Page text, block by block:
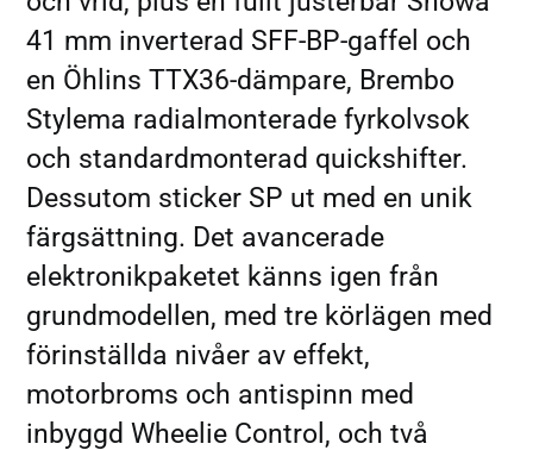
41 mm inverterad SFF-BP-gaffel och
en Öhlins TTX36-dämpare, Brembo
Stylema radialmonterade fyrkolvsok
och standardmonterad quickshifter.
Dessutom sticker SP ut med en unik
färgsättning. Det avancerade
elektronikpaketet känns igen från
grundmodellen, med tre körlägen med
förinställda nivåer av effekt,
motorbroms och antispinn med
inbyggd Wheelie Control, och två